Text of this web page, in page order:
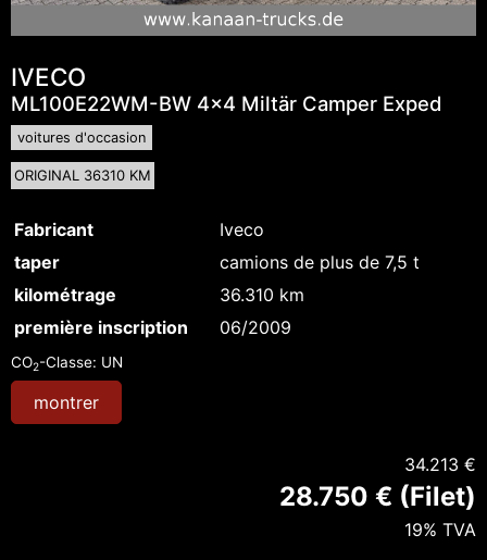
IVECO
ML100E22WM-BW 4x4 Miltär Camper Exped
voitures d'occasion
ORIGINAL 36310 KM
Fabricant
Iveco
taper
camions de plus de 7,5 t
kilométrage
36.310 km
première inscription
06/2009
CO2-Classe: UN
montrer
34.213 €
28.750 € (Filet)
19% TVA